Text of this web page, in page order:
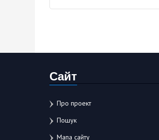
Сайт
Про проект
Пошук
Мапа сайту